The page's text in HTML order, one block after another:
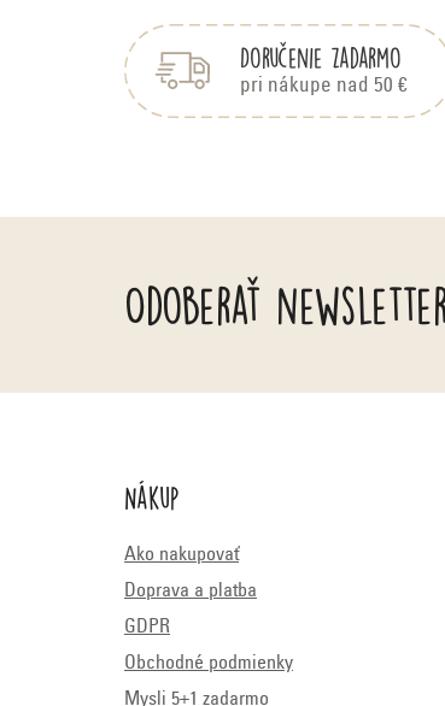
Doručenie zadarmo
pri nákupe nad 50 €
Odoberať
Nákup
Ako nakupovať
Doprava a platba
GDPR
Obchodné podmienky
Mysli 5+1 zadarmo